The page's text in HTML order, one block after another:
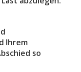
Ihrem
so